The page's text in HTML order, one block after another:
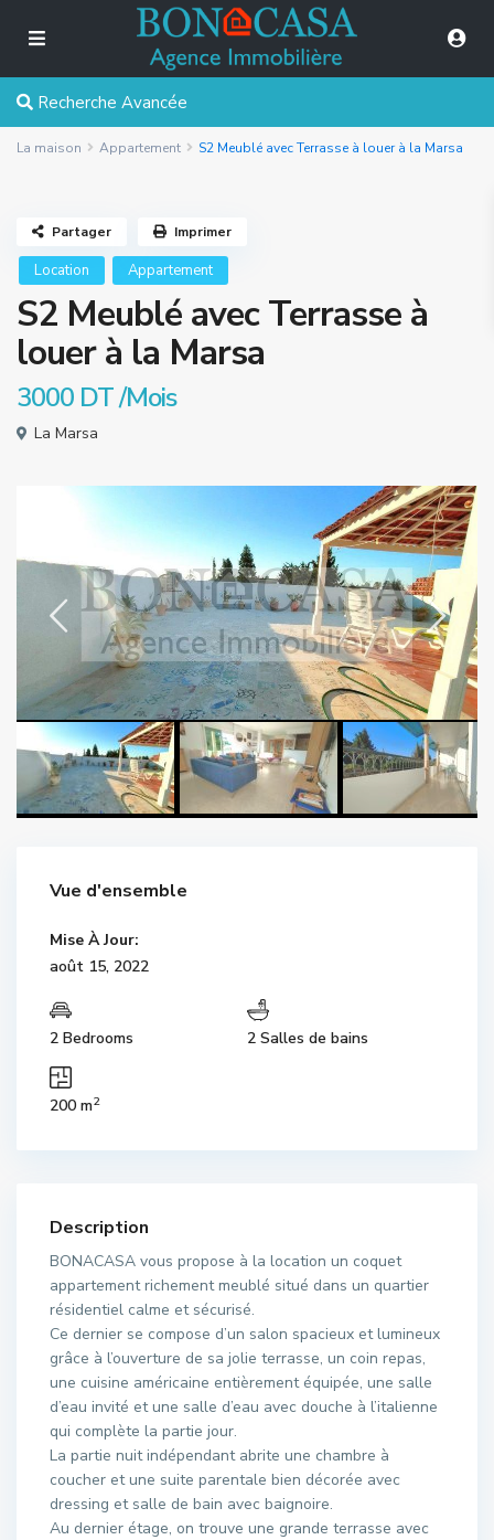
Recherche Avancée
La maison Appartement S2 Meublé avec Terrasse à louer à la Marsa
Location Appartement
S2 Meublé avec Terrasse à
louer à la Marsa
3000 DT/Mois
La Marsa
Partager Imprimer
Vue d'ensemble
Mise À Jour:
août 15, 2022
2 Bedrooms 2 Salles de bains
200 m2
Description
BONACASA vous propose à la location un coquet
appartement richement meublé situé dans un quartier
résidentiel calme et sécurisé.
Ce dernier se compose d’un salon spacieux et lumineux
grâce à l’ouverture de sa jolie terrasse, un coin repas,
une cuisine américaine entièrement équipée, une salle
d’eau invité et une salle d’eau avec douche à l’italienne
qui complète la partie jour.
La partie nuit indépendant abrite une chambre à
coucher et une suite parentale bien décorée avec
dressing et salle de bain avec baignoire.
Au dernier étage, on trouve une grande terrasse avec